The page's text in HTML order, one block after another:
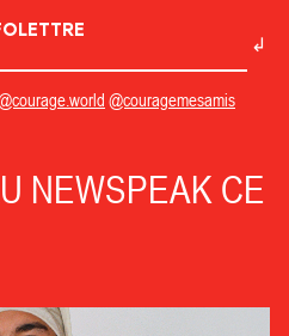
@couragemesamis
NEWSPEAK CE